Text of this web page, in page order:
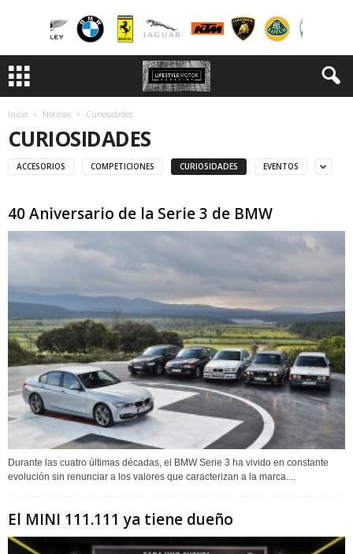
Inicio Noticias Curiosidades
CURIOSIDADES
ACCESORIOS COMPETICIONES CURIOSIDADES EVENTOS
40 Aniversario de la Serie 3 de BMW
Durante las cuatro últimas décadas, el BMW Serie 3 ha vivido en constante
evolución sin renunciar a los valores que caracterizan a la marca....
El MINI 111.111 ya tiene dueño